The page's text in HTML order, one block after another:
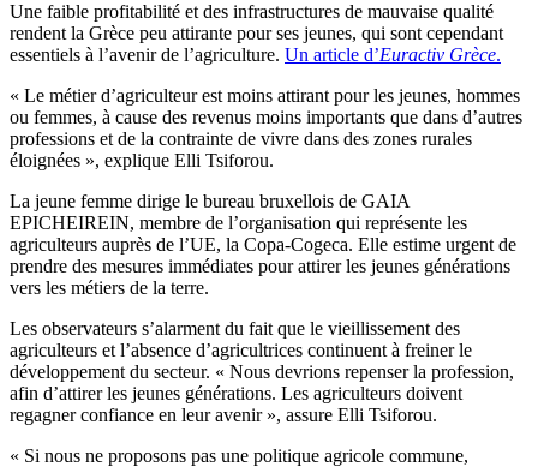
Une faible profitabilité et des infrastructures de mauvaise qualité
rendent la Grèce peu attirante pour ses jeunes, qui sont cependant
essentiels à l’avenir de l’agriculture. Un article d’Euractiv Grèce.
« Le métier d’agriculteur est moins attirant pour les jeunes, hommes
ou femmes, à cause des revenus moins importants que dans d’autres
professions et de la contrainte de vivre dans des zones rurales
éloignées », explique Elli Tsiforou.
La jeune femme dirige le bureau bruxellois de GAIA
EPICHEIREIN, membre de l’organisation qui représente les
agriculteurs auprès de l’UE, la Copa-Cogeca. Elle estime urgent de
prendre des mesures immédiates pour attirer les jeunes générations
vers les métiers de la terre.
Les observateurs s’alarment du fait que le vieillissement des
agriculteurs et l’absence d’agricultrices continuent à freiner le
développement du secteur. « Nous devrions repenser la profession,
afin d’attirer les jeunes générations. Les agriculteurs doivent
regagner confiance en leur avenir », assure Elli Tsiforou.
« Si nous ne proposons pas une politique agricole commune,